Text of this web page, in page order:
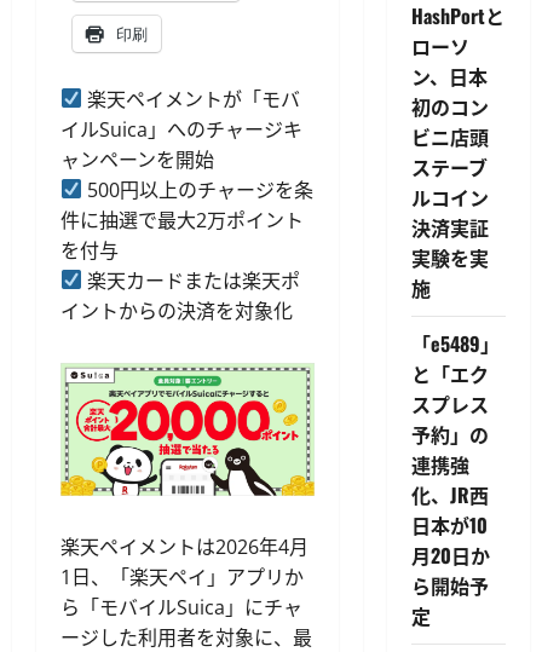
印刷
楽天ペイメントが「モバ
イルSuica」へのチャージキ
ャンペーンを開始
500円以上のチャージを条
件に抽選で最大2万ポイント
を付与
楽天カードまたは楽天ポ
イントからの決済を対象化
楽天ペイメントは2026年4月
1日、「楽天ペイ」アプリか
ら「モバイルSuica」にチャ
ージした利用者を対象に、最
HashPortと
ローソ
ン、日本
初のコン
ビニ店頭
ステーブ
ルコイン
決済実証
実験を実
施
「e5489」
と「エク
スプレス
予約」の
連携強
化、JR西
日本が10
月20日か
ら開始予
定